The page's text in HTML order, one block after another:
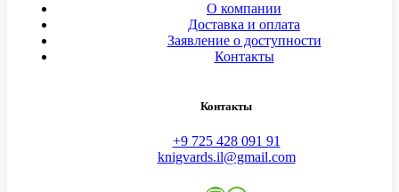
О компании
Доставка и оплата
Заявление о доступности
Контакты
Контакты
+9 725 428 091 91
knigvards.il@gmail.com